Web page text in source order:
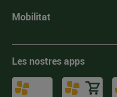
Mobilitat
Les nostres apps